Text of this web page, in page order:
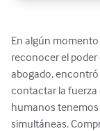
En algún
reconocer el
abogado,
contactar la fuerza
humanos
simultáneas.